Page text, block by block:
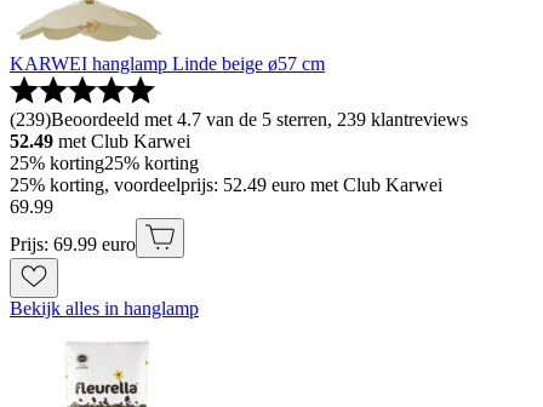
KARWEI hanglamp Linde beige ø57 cm
(239)Beoordeeld met 4.7 van de 5 sterren, 239 klantreviews
52.49 met Club Karwei
25% korting25% korting
25% korting, voordeelprijs: 52.49 euro met Club Karwei
69.99
Prijs: 69.99 euro
Bekijk alles in hanglamp